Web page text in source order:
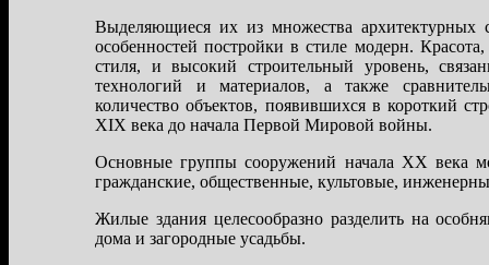
Выделяющиеся их из множества
особенностей постройки в стиле модерн.
стиля, и высокий строительный уровень,
технологий и материалов, а также
количество объектов, появившихся в короткий
XIX века до начала Первой Мировой войны.
Основные группы сооружений начала XX века
гражданские, общественные, культовые,
Жилые здания целесообразно разделить на
дома и загород­ные усадьбы.